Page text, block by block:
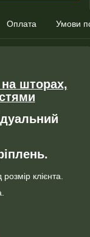
Оплата Умови
шторах,
клієнта.